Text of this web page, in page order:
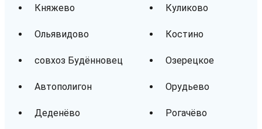
Княжево
Ольявидово
совхоз Будённовец
Автополигон
Деденёво
Куликово
Костино
Озерецкое
Орудьево
Рогачёво